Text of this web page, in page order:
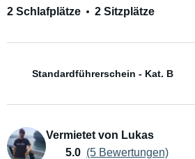
2 Schlafplätze 2 Sitzplätze
Standardführerschein - Kat. B
Vermietet von Lukas
5.0 (5 Bewertungen)